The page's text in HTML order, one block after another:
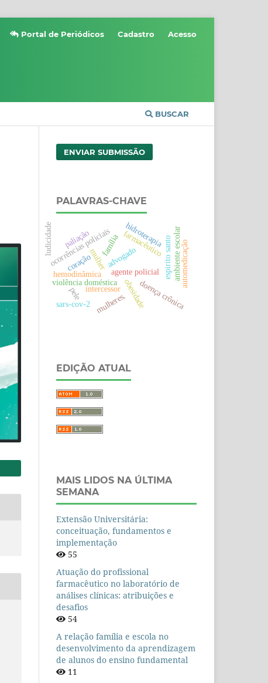
BUSCAR
Portal de Periódicos Cadastro Acesso
ENVIAR SUBMISSÃO
PALAVRAS-CHAVE
violência doméstica
mulher agente policial
ocorrências policiais espirito santo
advogado
intercessor
pele
farmacêutico
hidroterapia
obesidadedoença crônica
mulheres.
paliação ambiente escolar
família
hemodinâmica automedicação
coração
sars-cov-2
ludicidade
EDIÇÃO ATUAL
MAIS LIDOS NA ÚLTIMA
SEMANA
Extensão Universitária:
conceituação, fundamentos e
implementação
55
Atuação do profissional
farmacêutico no laboratório de
análises clínicas: atribuições e
desafios
54
A relação família e escola no
desenvolvimento da aprendizagem
de alunos do ensino fundamental
11